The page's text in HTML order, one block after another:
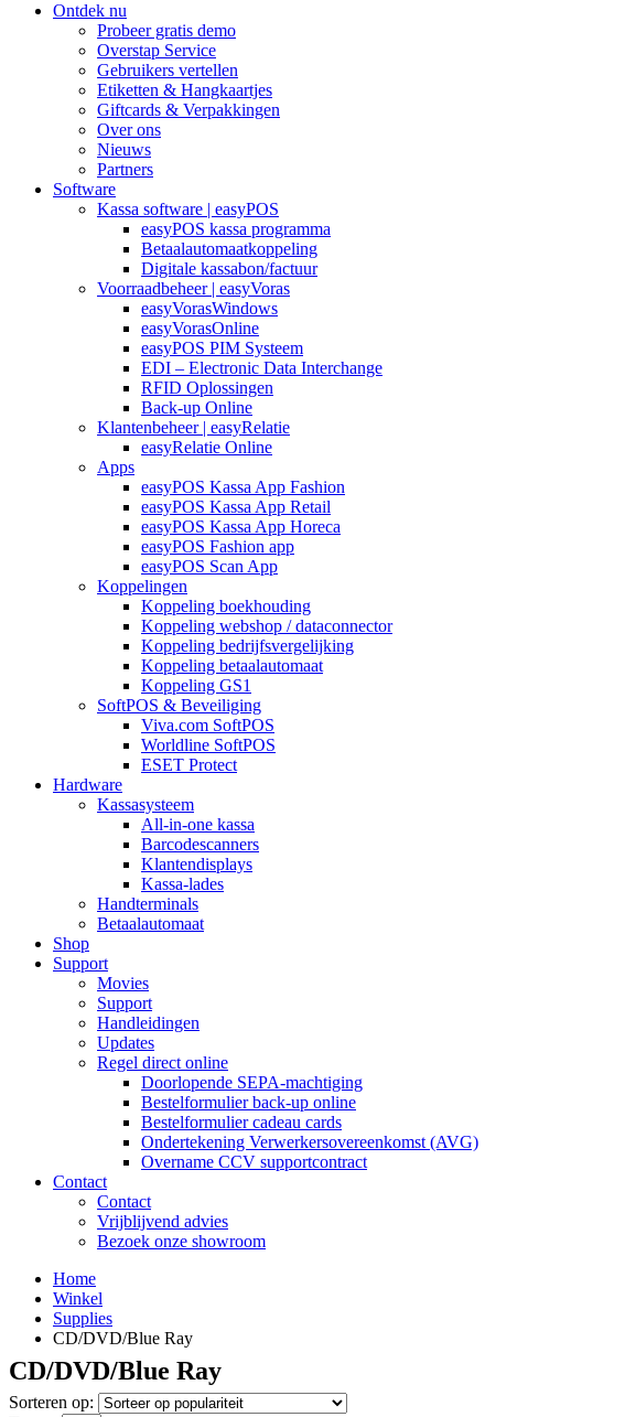
Ontdek nu
Probeer gratis demo
Overstap Service
Gebruikers vertellen
Etiketten & Hangkaartjes
Giftcards & Verpakkingen
Over ons
Nieuws
Partners
Software
Kassa software | easyPOS
easyPOS kassa programma
Betaalautomaatkoppeling
Digitale kassabon/factuur
Voorraadbeheer | easyVoras
easyVorasWindows
easyVorasOnline
easyPOS PIM Systeem
EDI – Electronic Data Interchange
RFID Oplossingen
Back-up Online
Klantenbeheer | easyRelatie
easyRelatie Online
Apps
easyPOS Kassa App Fashion
easyPOS Kassa App Retail
easyPOS Kassa App Horeca
easyPOS Fashion app
easyPOS Scan App
Koppelingen
Koppeling boekhouding
Koppeling webshop / dataconnector
Koppeling bedrijfsvergelijking
Koppeling betaalautomaat
Koppeling GS1
SoftPOS & Beveiliging
Viva.com SoftPOS
Worldline SoftPOS
ESET Protect
Hardware
Kassasysteem
All-in-one kassa
Barcodescanners
Klantendisplays
Kassa-lades
Handterminals
Betaalautomaat
Shop
Support
Movies
Support
Handleidingen
Updates
Regel direct online
Doorlopende SEPA-machtiging
Bestelformulier back-up online
Bestelformulier cadeau cards
Ondertekening Verwerkersovereenkomst (AVG)
Overname CCV supportcontract
Contact
Contact
Vrijblijvend advies
Bezoek onze showroom
Home
Winkel
Supplies
CD/DVD/Blue Ray
CD/DVD/Blue Ray
Sorteren op: